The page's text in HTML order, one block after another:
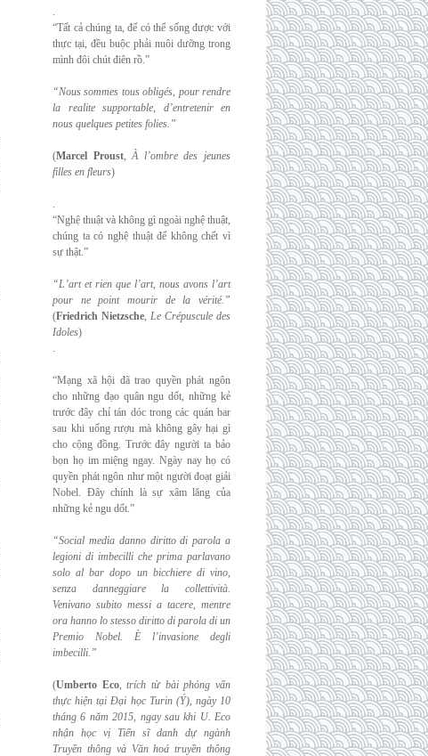
.
“Tất cả chúng ta, để có thể sống được với
thực tại, đều buộc phải nuôi dưỡng trong
mình đôi chút điên rồ.”
“Nous sommes tous obligés, pour rendre
la realite supportable, d’entretenir en
nous quelques petites folies.”
(Marcel Proust,À l’ombre des jeunes
filles en fleurs)
.
“Nghệ thuật và không gì ngoài nghệ thuật,
chúng ta có nghệ thuật để không chết vì
sự thật.”
“L’art et rien que l’art, nous avons l’art
pour ne point mourir de la vérité.”
(Friedrich Nietzsche, Le Crépuscule des
Idoles)
.
“Mạng xã hội đã trao quyền phát ngôn
cho những đạo quân ngu dốt, những kẻ
trước đây chỉ tán dóc trong các quán bar
sau khi uống rượu mà không gây hại gì
cho cộng đồng. Trước đây người ta bảo
bọn họ im miệng ngay. Ngày nay họ có
quyền phát ngôn như một người đoạt giải
Nobel. Đây chính là sự xâm lăng của
những kẻ ngu dốt.”
“Social media danno diritto di parola a
legioni di imbecilli che prima parlavano
solo albar dopo un bicchiere di vino,
senza danneggiare la collettività.
Venivano subito messi a tacere, mentre
ora hanno lo stesso diritto di parola di un
Premio Nobel. È l’invasione degli
imbecilli.”
(Umberto Eco,trích từ bài phỏng vấn
thực hiện tại Đại học Turin (Ý), ngày 10
tháng 6 năm 2015, ngay sau khi U. Eco
nhận học vị Tiến sĩ danh dự ngành
Truyền thông và Văn hoá truyền thông